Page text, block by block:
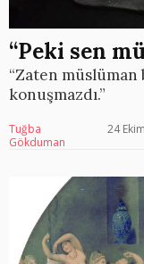
“Peki sen
“Zaten
konuşmazdı.”
Tuğba
Gökduman
24